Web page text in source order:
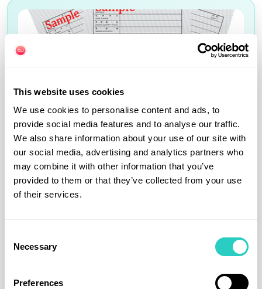
This website uses cookies
We use cookies to personalise content and ads, to
provide social media features and to analyse our traffic.
We also share information about your use of our site with
our social media, advertising and analytics partners who
may combine it with other information that you’ve
provided to them or that they’ve collected from your use
of their services.
Selection
Necessary
Preferences
Voyager sereinement au Japon
Tout ce qu’il vous faut pour
conduire et rester connecté
vous d’avoir